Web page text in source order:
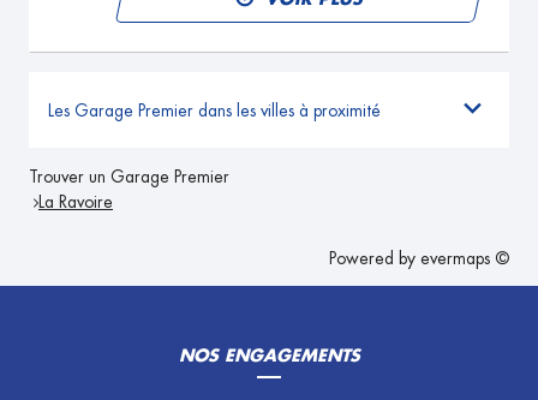
Les Garage Premier dans les villes à proximité
Trouver un Garage Premier
La Ravoire
Powered by evermaps ©
NOS ENGAGEMENTS